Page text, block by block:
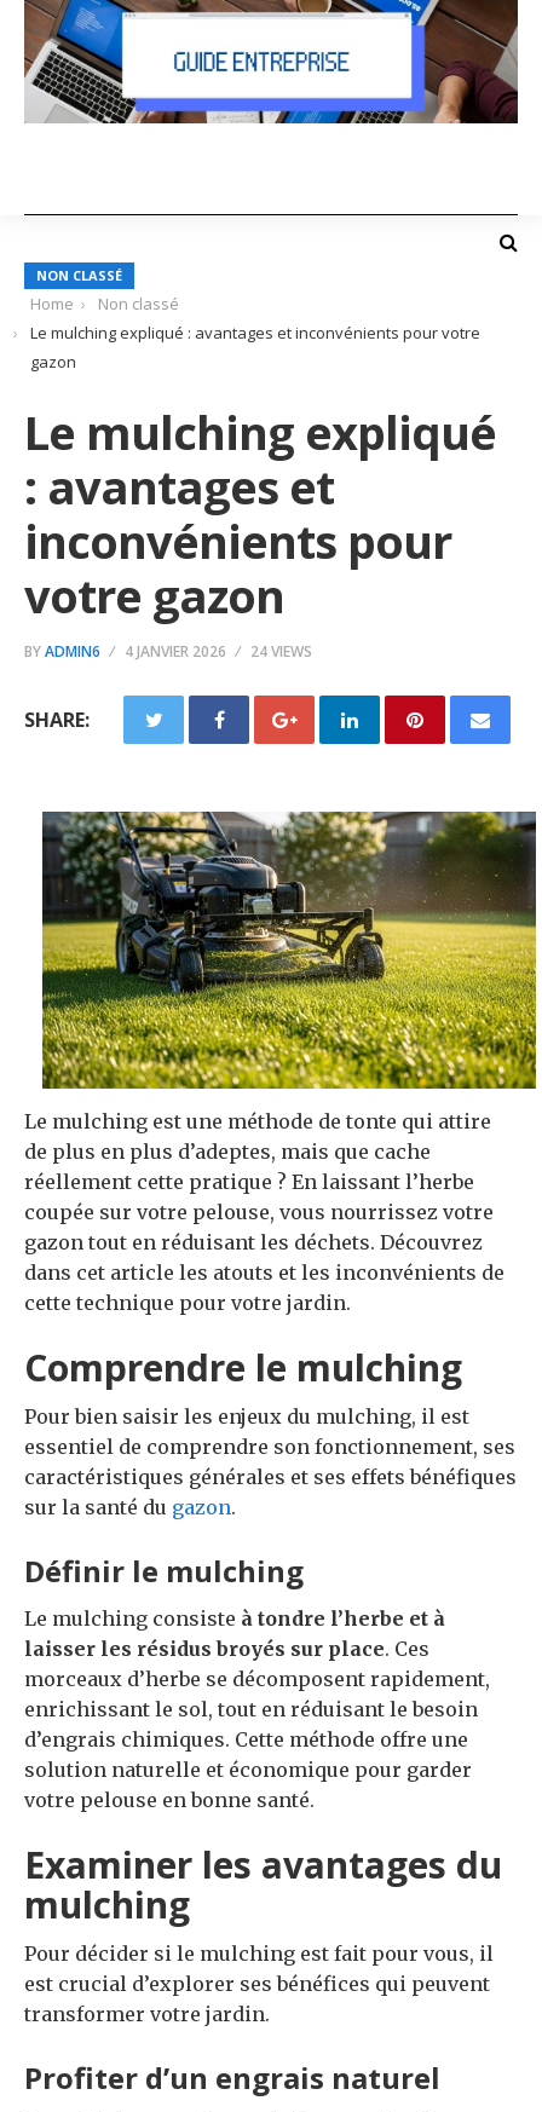
NON CLASSÉ
Home
Non classé
Le mulching expliqué : avantages et inconvénients pour votre
gazon
Le mulching expliqué
: avantages et
inconvénients pour
votre gazon
BYADMIN6 4 JANVIER 2026 24 VIEWS
SHARE:
Le mulching est une méthode de tonte qui attire
de plus en plus d’adeptes, mais que cache
réellement cette pratique ? En laissant l’herbe
coupée sur votre pelouse, vous nourrissez votre
gazon tout en réduisant les déchets. Découvrez
dans cet article les atouts et les inconvénients de
cette technique pour votre jardin.
Comprendre le mulching
Pour bien saisir les enjeux du mulching, il est
essentiel de comprendre son fonctionnement, ses
caractéristiques générales et ses effets bénéfiques
sur la santé du gazon.
Définir le mulching
Le mulching consiste à tondre l’herbe et à
laisser les résidus broyés sur place. Ces
morceaux d’herbe se décomposent rapidement,
enrichissant le sol, tout en réduisant le besoin
d’engrais chimiques. Cette méthode offre une
solution naturelle et économique pour garder
votre pelouse en bonne santé.
Examiner les avantages du
mulching
Pour décider si le mulching est fait pour vous, il
est crucial d’explorer ses bénéfices qui peuvent
transformer votre jardin.
Profiter d’un engrais naturel